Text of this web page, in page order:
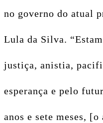
no governo do atual
Lula da Silva.
justiça, anistia,
esperança e pelo
anos e sete meses,